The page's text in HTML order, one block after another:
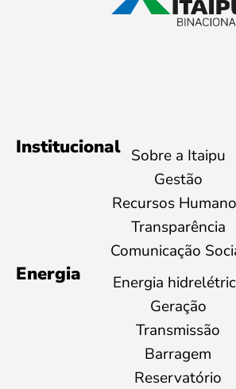
Institucional Sobre a Itaipu
Gestão
Recursos
Transparência
Comunicação
Energia
Energia
Geração
Transmissão
Barragem
Reservatório